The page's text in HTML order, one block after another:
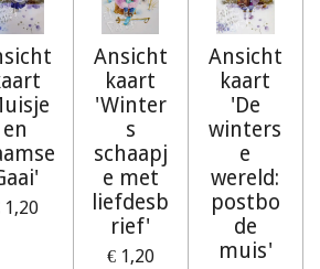
en
1,20
Ansicht
kaart
'Winter
s
schaapj
e met
liefdesb
rief'
€ 1,20
Ansicht
kaart
'De
winters
e
wereld:
postbo
de
muis'